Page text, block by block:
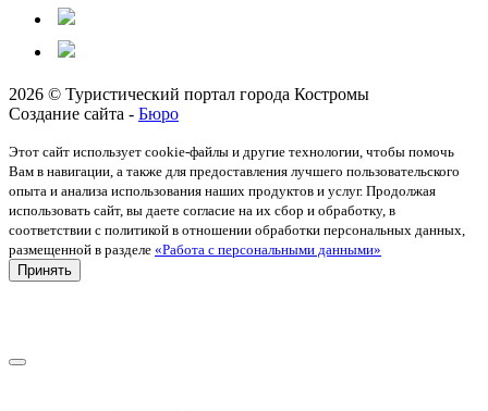
2026 © Туристический портал города Костромы
Создание сайта - Бюро
Этот сайт использует cookie-файлы и другие технологии, чтобы помочь
Вам в навигации, а также для предоставления лучшего пользовательского
опыта и анализа использования наших продуктов и услуг. Продолжая
использовать сайт, вы даете согласие на их сбор и обработку, в
соответствии с политикой в отношении обработки персональных данных,
размещенной в разделе «Работа с персональными данными»
Принять